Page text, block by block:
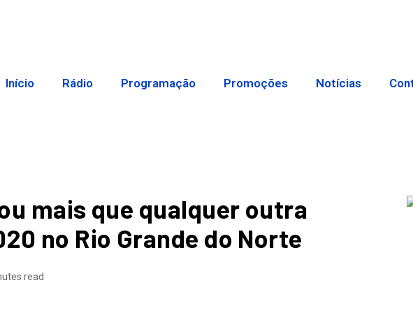
Início Rádio Programação Promoções Notícias
mais que qualquer outra
no Rio Grande do Norte
read